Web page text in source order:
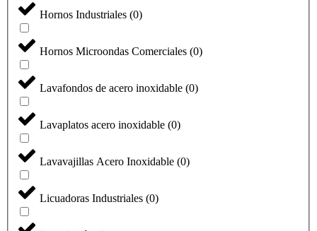
Hornos Industriales (0)
Hornos Microondas Comerciales (0)
Lavafondos de acero inoxidable (0)
Lavaplatos acero inoxidable (0)
Lavavajillas Acero Inoxidable (0)
Licuadoras Industriales (0)